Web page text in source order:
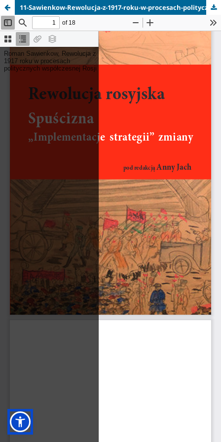
11-Sawienkow-Rewolucja-z-1917-roku-w-procesach-politycznych-wspolczesnej-Rosji.pdf